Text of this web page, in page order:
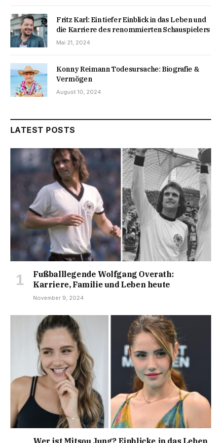
Fritz Karl: Ein tiefer Einblick in das Leben und
die Karriere des renommierten Schauspielers
Mai 21, 2024
Konny Reimann Todesursache: Biografie &
Vermögen
August 10, 2024
LATEST POSTS
Fußballlegende Wolfgang Overath:
Karriere, Familie und Leben heute
November 9, 2024